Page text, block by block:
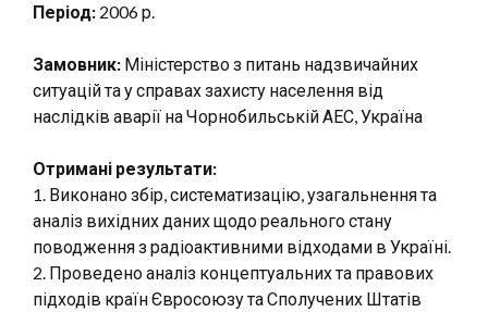
Період: 2006 р.
Замовник: Міністерство з питань надзвичайних
ситуацій та у справах захисту населення від
наслідків аварії на Чорнобильській АЕС, Україна
Отримані результати:
1. Виконано збір, систематизацію, узагальнення та
аналіз вихідних даних щодо реального стану
поводження з радіоактивними відходами в Україні.
2. Проведено аналіз концептуальних та правових
підходів країн Євросоюзу та Сполучених Штатів